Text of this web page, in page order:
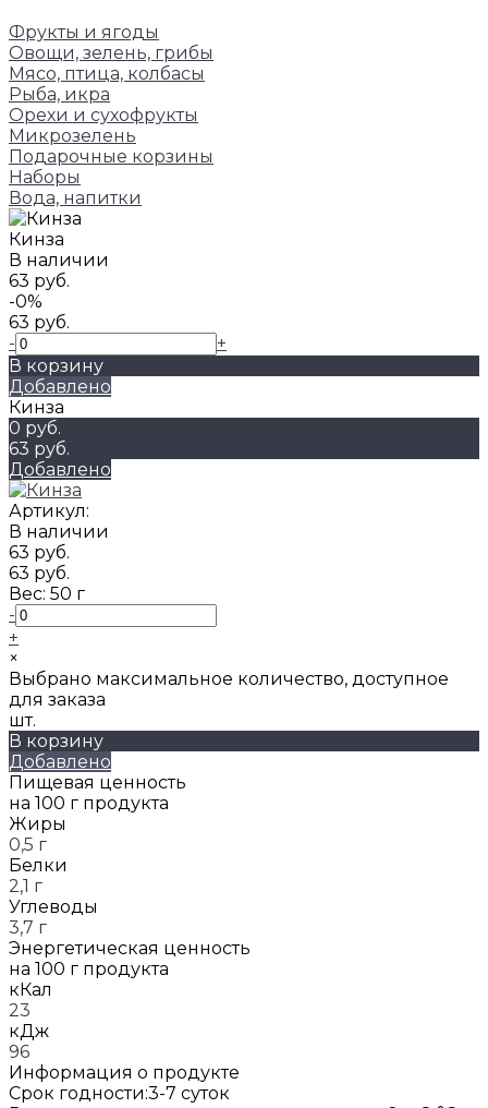
Фрукты и ягоды
Овощи, зелень, грибы
Мясо, птица, колбасы
Рыба, икра
Орехи и сухофрукты
Микрозелень
Подарочные корзины
Наборы
Вода, напитки
Кинза
В наличии
63 руб.
-0%
63 руб.
-
+
В корзину
Добавлено
Кинза
0 руб.
63 руб.
Добавлено
Артикул:
В наличии
63 руб.
63 руб.
Вес: 50 г
-
+
×
Выбрано максимальное количество, доступное
для заказа
шт.
В корзину
Добавлено
Пищевая ценность
на 100 г продукта
Жиры
0,5 г
Белки
2,1 г
Углеводы
3,7 г
Энергетическая ценность
на 100 г продукта
кКал
23
кДж
96
Информация о продукте
Срок годности:3-7 суток